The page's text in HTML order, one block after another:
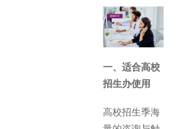
一、适合高校
招生办使用
高校招生季海